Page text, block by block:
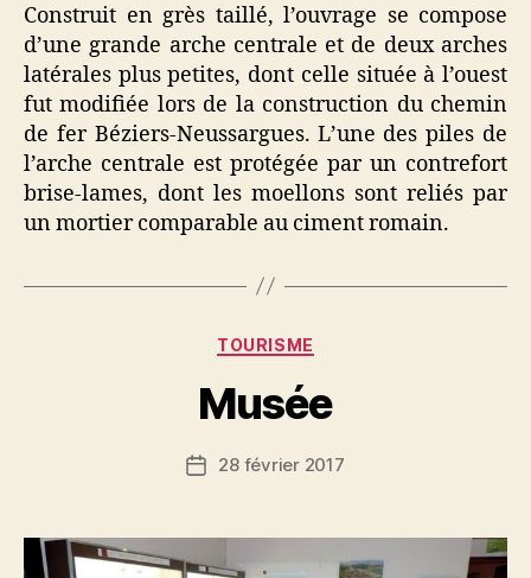
Construit en grès taillé, l’ouvrage se compose
d’une grande arche centrale et de deux arches
latérales plus petites, dont celle située à l’ouest
fut modifiée lors de la construction du chemin
de fer Béziers-Neussargues. L’une des piles de
l’arche centrale est protégée par un contrefort
brise-lames, dont les moellons sont reliés par
un mortier comparable au ciment romain.
Catégories
TOURISME
Musée
Date28 février 2017